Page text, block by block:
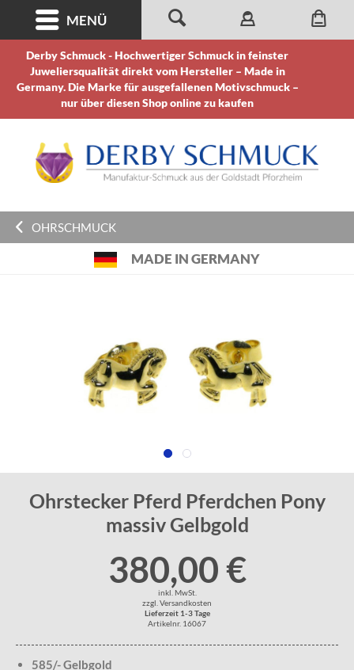
Derby Schmuck - Hochwertiger Schmuck in feinster
Juweliersqualität direkt vom Hersteller – Made in
Germany. Die Marke für ausgefallenen Motivschmuck –
nur über diesen Shop online zu kaufen
MENÜ
OHRSCHMUCK
MADE IN GERMANY
Ohrstecker Pferd Pferdchen Pony
massiv Gelbgold
380,00 €
inkl. MwSt.
zzgl. Versandkosten
Lieferzeit 1-3 Tage
Artikelnr. 16067
585/- Gelbgold